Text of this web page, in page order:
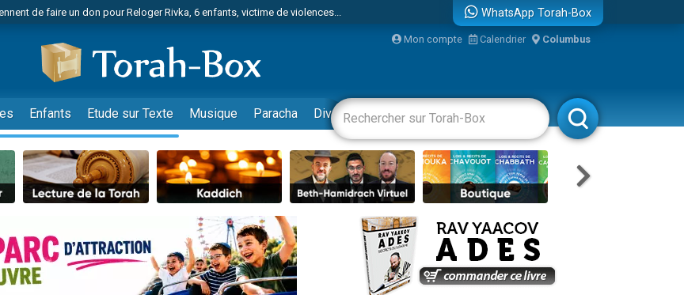
de faire un don pour Reloger Rivka, 6 enfants, victime de violences...
de demander une bénédiction
de nous rejoindre sur WhatsApp
pour étudier en groupe sur Zoom
de faire un don pour Diane, 80 ans, dans un appartement insalubre
son Maasser
de nous rejoindre sur WhatsApp
de nous rejoindre sur WhatsApp
de faire un don pour 5 jours de vacances aux Orphelins
son Maasser
de nous rejoindre sur WhatsApp
de demander une bénédiction
WhatsApp Torah-Box
Mon compte Calendrier Columbus
Enfants Etude sur Texte Musique Paracha Divertissements Livres Rabbanim